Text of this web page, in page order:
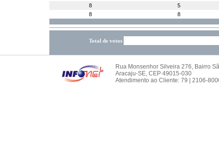
8
5
8
8
Total de votos
Rua Monsenhor Silveira 276, Bairro
Aracaju-SE, CEP 49015-030
Atendimento ao Cliente: 79 | 2106-